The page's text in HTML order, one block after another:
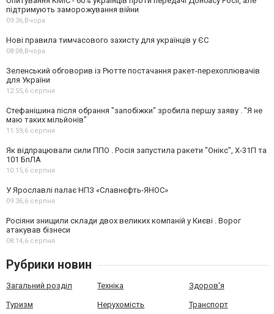
підтримують заморожування війни
09:36,Вчора
Нові правила тимчасового захисту для українців у ЄС
08:08,Вчора
Зеленський обговорив із Рютте постачання ракет-перехоплювачів
для України
12:55,6 серпня
Стефанішина після обрання "запобіжки" зробила першу заяву . "Я не
маю таких мільйонів"
11:59,6 серпня
Як відпрацювали сили ППО . Росія запустила ракети "Онікс", Х-31П та
101 БпЛА
10:15,6 серпня
У Ярославлі палає НПЗ «Славнєфть-ЯНОС»
09:36,6 серпня
Росіяни знищили склади двох великих компаній у Києві . Ворог
атакував бізнеси
08:14,6 серпня
Рубрики новин
Загальний розділ Техніка Здоров'я
Туризм Нерухомість Транспорт